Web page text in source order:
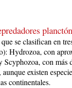
que se clasifican en
Hydrozoa, con
con más
existen
continentales.